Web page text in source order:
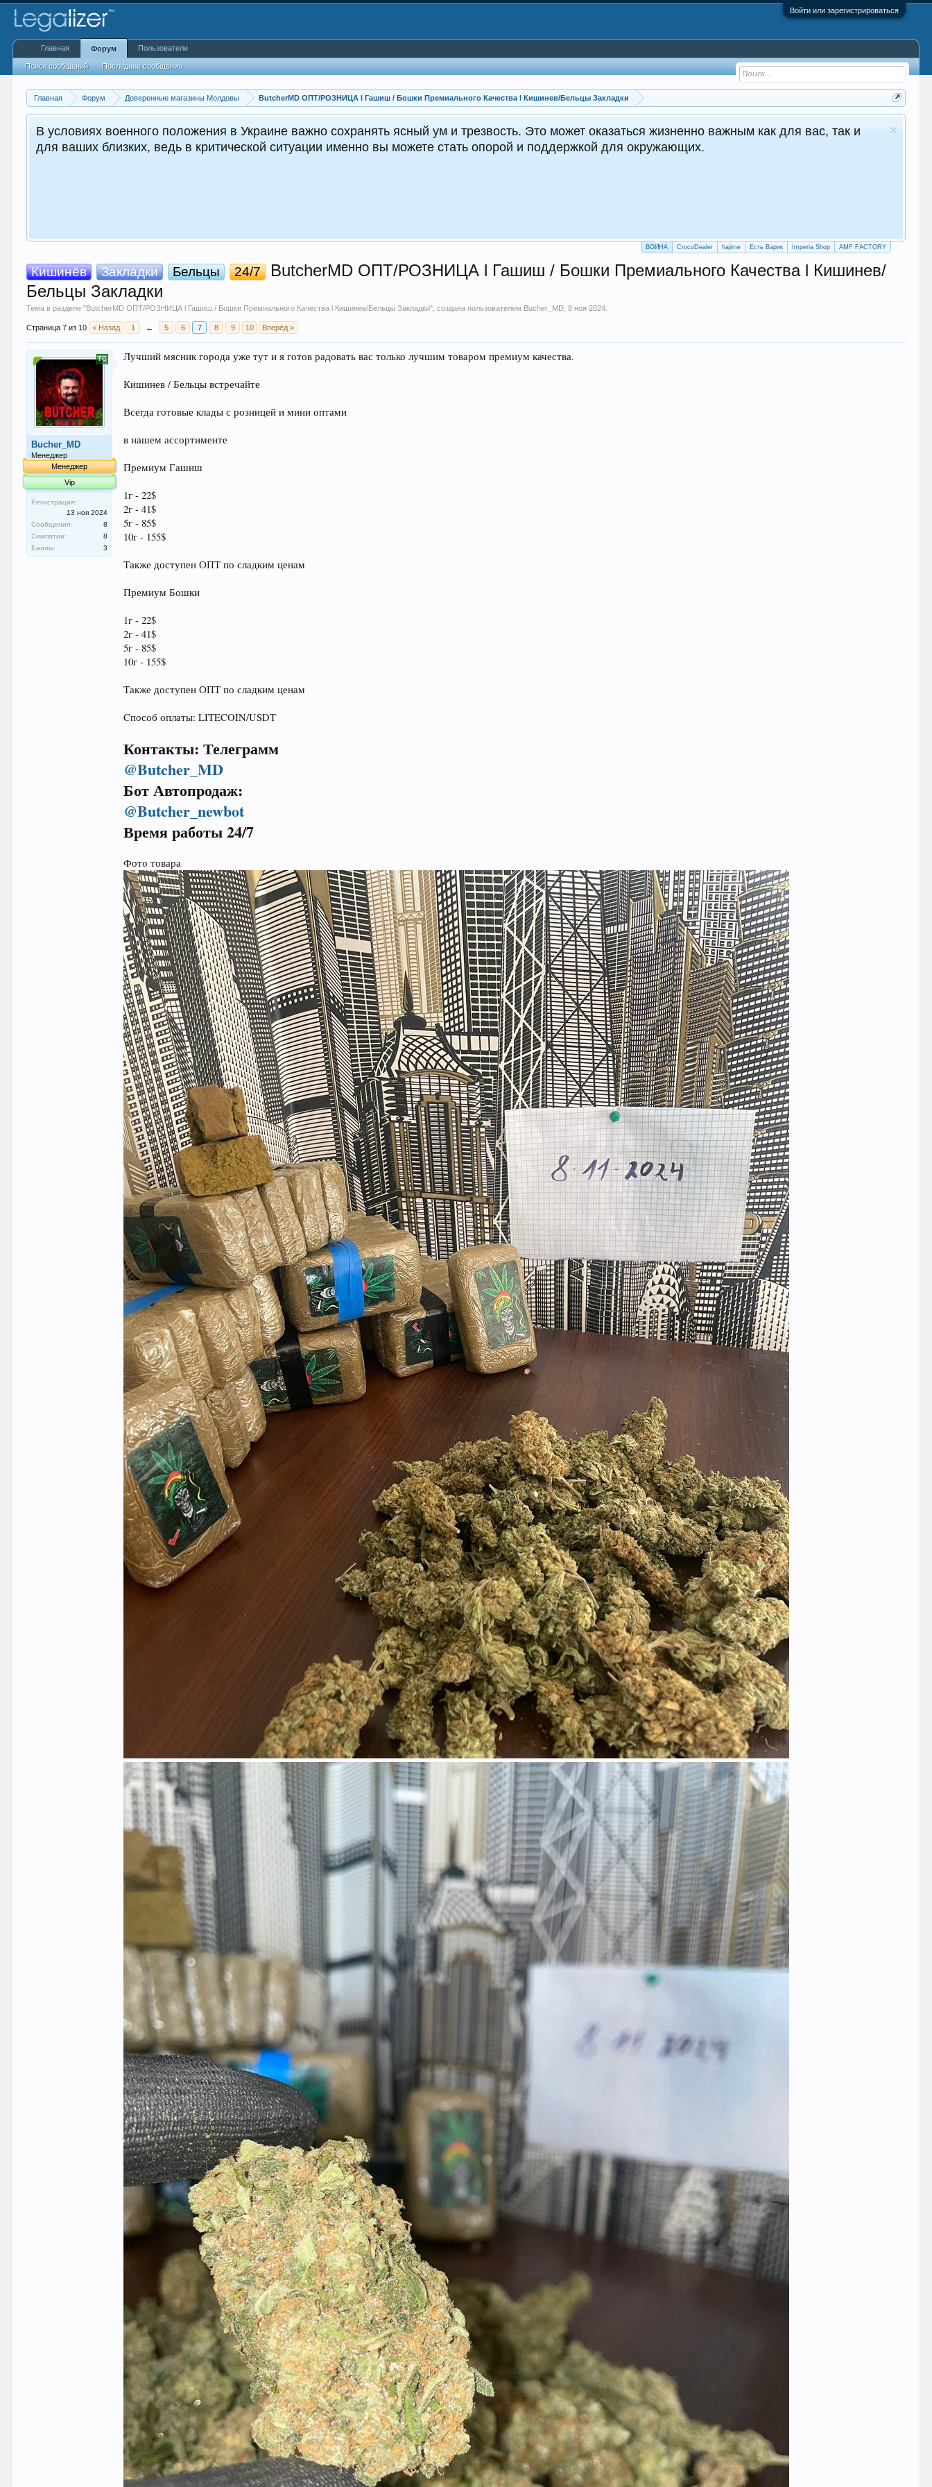
Войти или зарегистрироваться
Главная Форум Доверенные магазины Молдовы ButcherMD ОПТ/РОЗНИЦА l Гашиш / Бошки Премиального Качества l Кишинев/Бельцы Закладки
военного положения в Украине важно сохранять ясный ум и трезвость. Это может оказаться жизненно важным как для вас, так и
близких, ведь в критической ситуации именно вы можете стать опорой и поддержкой для окружающих.
ВОЙНА CrocoDealer hajime Есть Варик Imperia Shop AMF FACTORY
Кишинёв Закладки Бельцы 24/7
ButcherMD ОПТ/РОЗНИЦА l Гашиш / Бошки Премиального Качества l Кишинев/
Бельцы Закладки
Тема в разделе "ButcherMD ОПТ/РОЗНИЦА l Гашиш / Бошки Премиального Качества l Кишинев/Бельцы Закладки", создана пользователем Bucher_MD ,8 ноя 2024
Страница 7 из 10 < Назад 1 ← 5 6 7 8 9 10 Вперёд >
Bucher_MD
Менеджер
Менеджер
Vip
Регистрация:
13 ноя 2024
Сообщения:
8
Симпатии:
8
Баллы:
3
Лучший мясник города уже тут и я готов радовать вас только лучшим товаром премиум качества.
Кишинев / Бельцы встречайте
Всегда готовые клады с розницей и мини оптами
в нашем ассортименте
Премиум Гашиш
1г - 22$
2г - 41$
5г - 85$
10г - 155$
Также доступен ОПТ по сладким ценам
Премиум Бошки
1г - 22$
2г - 41$
5г - 85$
10г - 155$
Также доступен ОПТ по сладким ценам
Cпособ оплаты: LITECOIN/USDT
Контакты: Телеграмм
@Butcher_MD
Бот Автопродаж:
@Butcher_newbot
Время работы 24/7
Фото товара
Главная Форум
Поиск сообщений Последние сообщения
Пользователи